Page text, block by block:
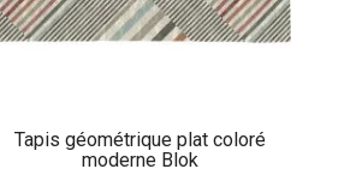
Tapis géométrique plat coloré
moderne Blok